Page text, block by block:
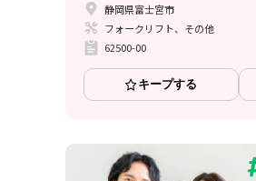
静岡県富士宮市
フォークリフト、その他
62500-00
キープする